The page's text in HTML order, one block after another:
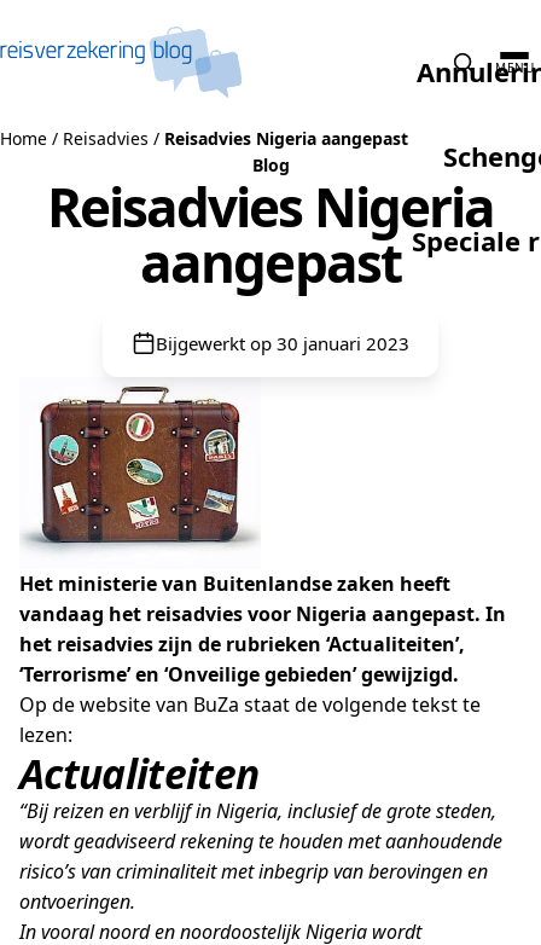
Speciale
MENU
Home / Reisadvies / Reisadvies Nigeria aangepast
Blog
Reisadvies Nigeria
aangepast
Bijgewerkt op 30 januari 2023
Het ministerie van Buitenlandse zaken heeft
vandaag het reisadvies voor Nigeria aangepast. In
het reisadvies zijn de rubrieken ‘Actualiteiten’,
‘Terrorisme’ en ‘Onveilige gebieden’ gewijzigd.
Op de website van BuZa staat de volgende tekst te
lezen:
Actualiteiten
“Bij reizen en verblijf in Nigeria, inclusief de grote steden,
wordt geadviseerd rekening te houden met aanhoudende
risico’s van criminaliteit met inbegrip van berovingen en
ontvoeringen.
In vooral noord en noordoostelijk Nigeria wordt